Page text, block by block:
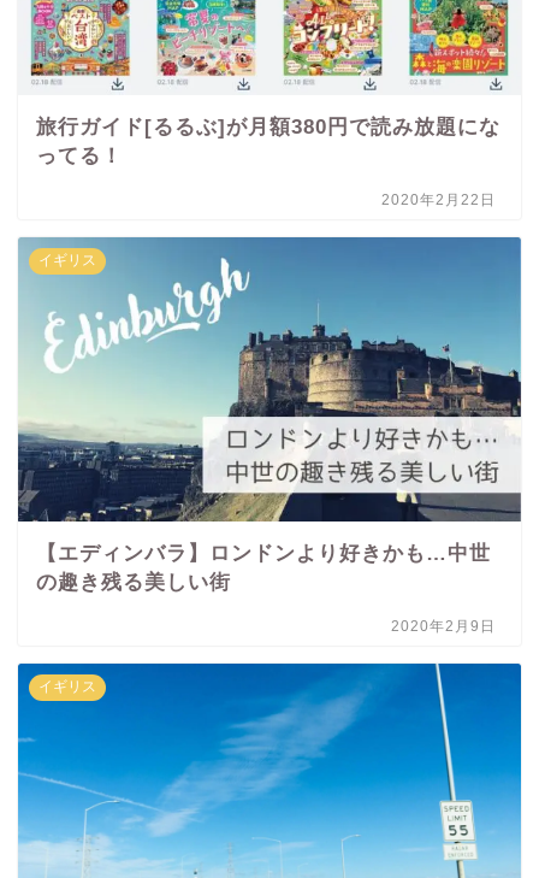
旅行ガイド[るるぶ]が月額380円で読み放題にな
ってる！
2020年2月22日
イギリス
【エディンバラ】ロンドンより好きかも…中世
の趣き残る美しい街
2020年2月9日
イギリス